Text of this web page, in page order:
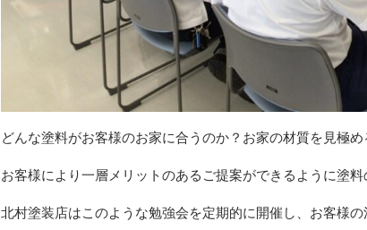
どんな塗料がお客様のお家に合うのか？お家の材質を見極め
お客様により一層メリットのあるご提案ができるように塗
北村塗装店はこのような勉強会を定期的に開催し、お客様の